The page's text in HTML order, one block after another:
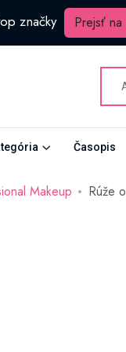
značky Prejsť na
Časopis
Makeup Rúže